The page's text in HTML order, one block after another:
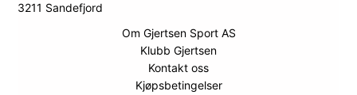
3211 Sandefjord
Om Gjertsen Sport AS
Klubb Gjertsen
Kontakt oss
Kjøpsbetingelser